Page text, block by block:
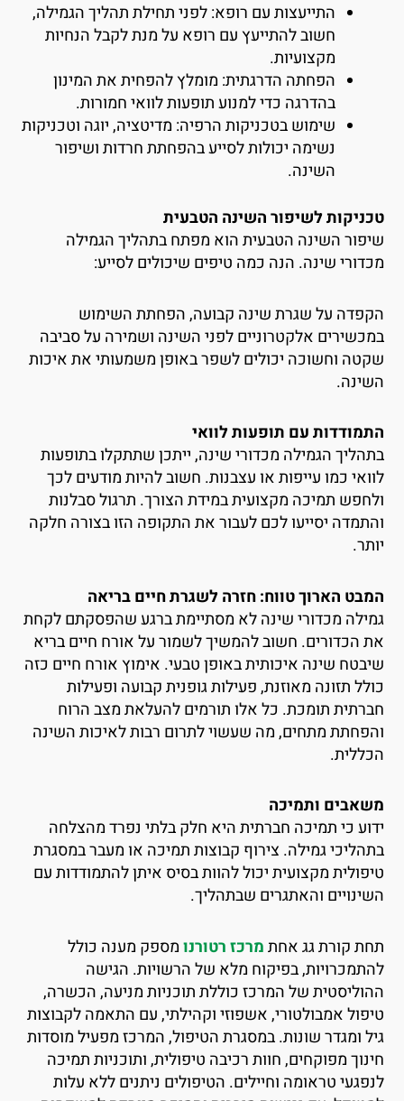
התייעצות עם רופא: לפני תחילת תהליך הגמילה,
חשוב להתייעץ עם רופא על מנת לקבל הנחיות
מקצועיות.
הפחתה הדרגתית: מומלץ להפחית את המינון
בהדרגה כדי למנוע תופעות לוואי חמורות.
שימוש בטכניקות הרפיה: מדיטציה, יוגה וטכניקות
נשימה יכולות לסייע בהפחתת חרדות ושיפור
השינה.
לשיפור השינה הטבעית
השינה הטבעית הוא מפתח בתהליך הגמילה
שינה. הנה כמה טיפים שיכולים לסייע:
על שגרת שינה קבועה, הפחתת השימוש
אלקטרוניים לפני השינה ושמירה על סביבה
וחשוכה יכולים לשפר באופן משמעותי את איכות
עם תופעות לוואי
הגמילה מכדורי שינה, ייתכן שתתקלו בתופעות
כמו עייפות או עצבנות. חשוב להיות מודעים לכך
תמיכה מקצועית במידת הצורך. תרגול סבלנות
יסייעו לכם לעבור את התקופה הזו בצורה חלקה
הארוך טווח: חזרה לשגרת חיים בריאה
מכדורי שינה לא מסתיימת ברגע שהפסקתם לקחת
הכדורים. חשוב להמשיך לשמור על אורח חיים בריא
שינה איכותית באופן טבעי. אימוץ אורח חיים כזה
תזונה מאוזנת, פעילות גופנית קבועה ופעילות
תומכת. כל אלו תורמים להעלאת מצב הרוח
מתחים, מה שעשוי לתרום רבות לאיכות השינה
ותמיכה
כי תמיכה חברתית היא חלק בלתי נפרד מהצלחה
גמילה. צירוף קבוצות תמיכה או מעבר במסגרת
מקצועית יכול להוות בסיס איתן להתמודדות עם
והאתגרים שבתהליך.
קורת גג אחתמרכז רטורנומספק מענה כולל
בפיקוח מלא של הרשויות. הגישה
של המרכז כוללת תוכניות מניעה, הכשרה,
אמבולטורי, אשפוזי וקהילתי, עם התאמה לקבוצות
ומגדר שונות. במסגרת הטיפול, המרכז מפעיל מוסדות
מפוקחים, חוות רכיבה טיפולית, ותוכניות תמיכה
טראומה וחיילים. הטיפולים ניתנים ללא עלות